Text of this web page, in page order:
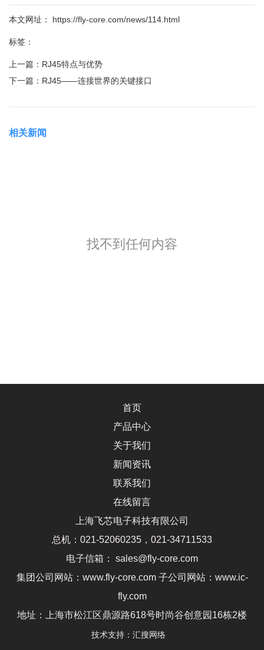
本文网址： https://fly-core.com/news/114.html
标签：
上一篇： RJ45特点与优势
下一篇： RJ45——连接世界的关键接口
相关新闻
找不到任何内容
首页
产品中心
关于我们
新闻资讯
联系我们
在线留言
上海飞芯电子科技有限公司
总机：021-52060235，021-34711533
电子信箱： sales@fly-core.com
集团公司网站：www.fly-core.com 子公司网站：www.ic-
fly.com
地址：上海市松江区鼎源路618号时尚谷创意园16栋2楼
技术支持： 汇搜网络